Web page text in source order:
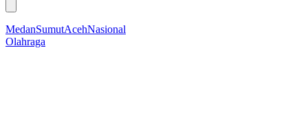
MedanSumutAcehNasional
Olahraga